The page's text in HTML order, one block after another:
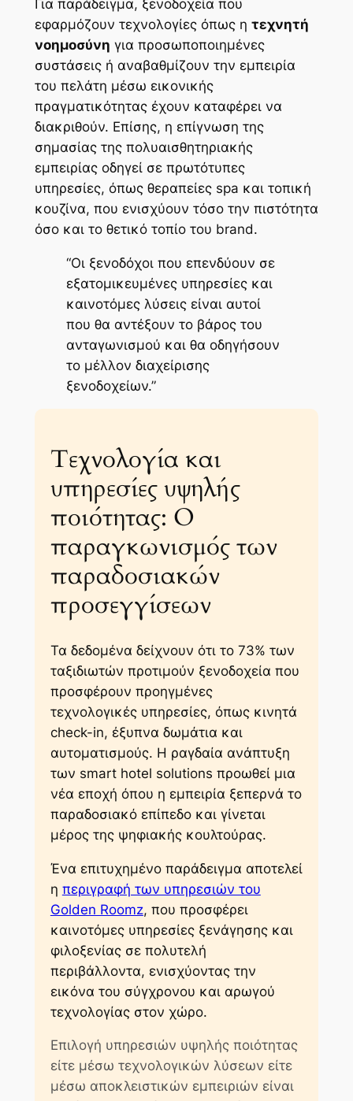
Για παράδειγμα, ξενοδοχεία που
εφαρμόζουν τεχνολογίες όπως η τεχνητή
νοημοσύνη για προσωποποιημένες
συστάσεις ή αναβαθμίζουν την εμπειρία
του πελάτη μέσω εικονικής
πραγματικότηταςέχουν καταφέρει να
διακριθούν. Επίσης, η επίγνωση της
σημασίας της πολυαισθητηριακής
εμπειρίας οδηγεί σε πρωτότυπες
υπηρεσίες, όπως θεραπείες spa και τοπική
κουζίνα, που ενισχύουν τόσο την πιστότητα
όσο και το θετικό τοπίο του brand.
“Οι ξενοδόχοι που επενδύουν σε
εξατομικευμένες υπηρεσίες και
καινοτόμες λύσεις είναι αυτοί
που θα αντέξουν το βάρος του
ανταγωνισμού και θα οδηγήσουν
το μέλλον διαχείρισης
ξενοδοχείων.”
Τεχνολογία και
υπηρεσίες υψηλής
ποιότητας: Ο
παραγκωνισμός των
παραδοσιακών
προσεγγίσεων
Τα δεδομένα δείχνουν ότι το 73% των
ταξιδιωτών προτιμούν ξενοδοχεία που
προσφέρουν προηγμένες
τεχνολογικές υπηρεσίες, όπως κινητά
check-in, έξυπνα δωμάτια και
αυτοματισμούς. Η ραγδαία ανάπτυξη
των smart hotel solutions προωθεί μια
νέα εποχή όπου η εμπειρία ξεπερνά το
παραδοσιακό επίπεδο και γίνεται
μέρος της ψηφιακής κουλτούρας.
Ένα επιτυχημένο παράδειγμα αποτελεί
η περιγραφή των υπηρεσιών του
Golden Roomz, που προσφέρει
καινοτόμες υπηρεσίες ξενάγησης και
φιλοξενίας σε πολυτελή
περιβάλλοντα, ενισχύοντας την
εικόνα του σύγχρονου και αρωγού
τεχνολογίας στον χώρο.
Επιλογή υπηρεσιών υψηλής ποιότητας
είτε μέσω τεχνολογικών λύσεων είτε
μέσω αποκλειστικών εμπειριών είναι